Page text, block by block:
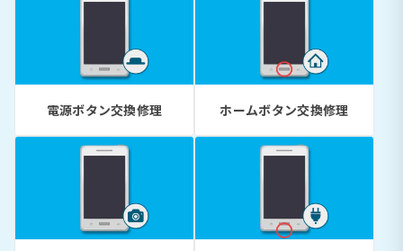
電源ボタン交換修理 ホームボタン交換修理